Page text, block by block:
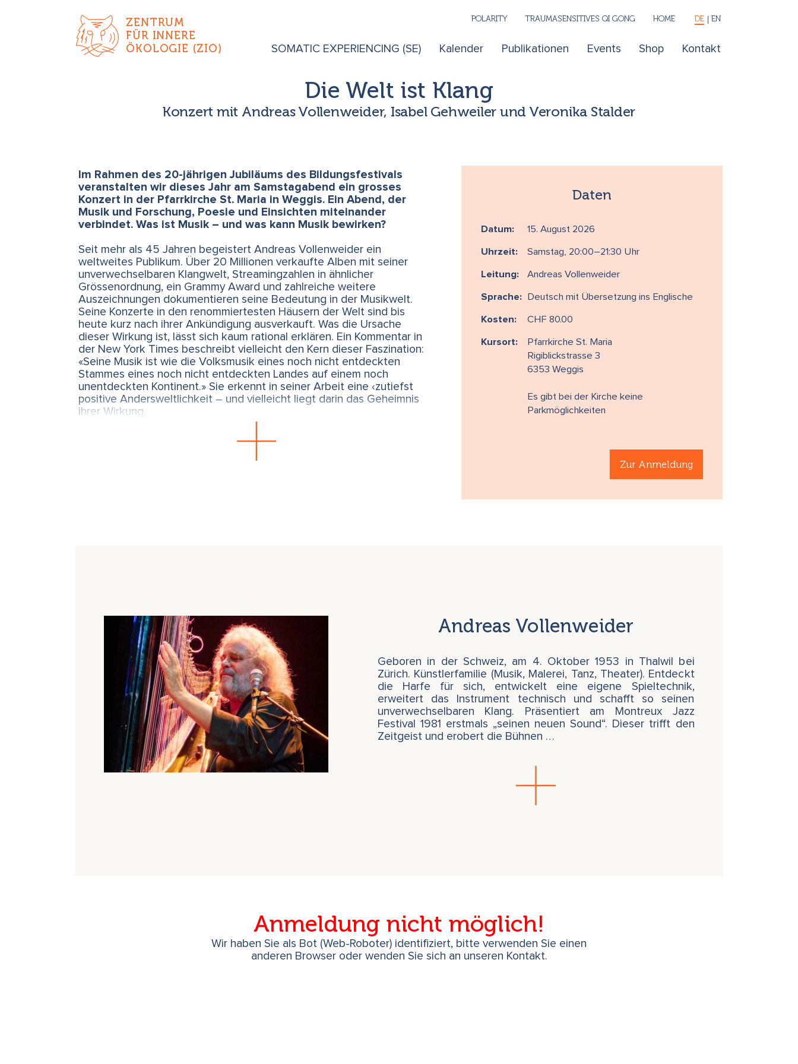
ZENTRUM
FÜR INNERE
ÖKOLOGIE (ZIO)
SOMATIC EXPERIENCING (SE) Kalender Publikationen Events Shop Kontakt
POLARITY TRAUMASENSITIVES QI GONG HOME DE EN
Die Welt ist Klang
Konzert mit Andreas Vollenweider, Isabel Gehweiler und Veronika Stalder
Daten
Datum: 15. August 2026
Uhrzeit: Samstag, 20:00–21:30 Uhr
Leitung: Andreas Vollenweider
Sprache: Deutsch mit Übersetzung ins Englische
Kosten: CHF 80.00
Kursort:
Pfarrkirche St. Maria
Rigiblickstrasse 3
6353 Weggis
Es gibt bei der Kirche keine
Parkmöglichkeiten
Zur Anmeldung
Im Rahmen des 20-jährigen Jubiläums des Bildungsfestivals
veranstalten wir dieses Jahr am Samstagabend ein grosses
Konzert in der Pfarrkirche St. Maria in Weggis. Ein Abend, der
Musik und Forschung, Poesie und Einsichten miteinander
verbindet. Was ist Musik – und was kann Musik bewirken?
Seit mehr als 45 Jahren begeistert Andreas Vollenweider ein
weltweites Publikum. Über 20 Millionen verkaufte Alben mit seiner
unverwechselbaren Klangwelt, Streamingzahlen in ähnlicher
Grössenordnung, ein Grammy Award und zahlreiche weitere
Auszeichnungen dokumentieren seine Bedeutung in der Musikwelt.
Seine Konzerte in den renommiertesten Häusern der Welt sind bis
heute kurz nach ihrer Ankündigung ausverkauft. Was die Ursache
dieser Wirkung ist, lässt sich kaum rational erklären. Ein Kommentar in
der New York Times beschreibt vielleicht den Kern dieser Faszination:
«Seine Musik ist wie die Volksmusik eines noch nicht entdeckten
Stammes eines noch nicht entdeckten Landes auf einem noch
unentdeckten Kontinent.» Sie erkennt in seiner Arbeit eine ‹zutiefst
positive Andersweltlichkeit – und vielleicht liegt darin das Geheimnis
ihrer Wirkung.
Rückmeldungen belegen, wie seine Musik Menschen auf ihrem Weg
Unsere Welt und wir – eine kosmische Symphonie
An diesem Abend erzählt Andreas Vollenweider zusammen mit
Gehweiler undVeronika Staldernicht nur mit Musik, sondern auch
mit Worten: von den wenig bekannten Hintergründen und
Erkenntnissen seiner Klangforschung, von seiner künstlerischen Arbeit
und von seinen medizinisch-wissenschaftlichen Projekten, die den
Zusammenhang von Klang, Mensch und Bewusstsein beleuchten.
Musik aus den Zwischenwelten
Der Zauber filigraner Tongewebe wechselt sich ab mit kraftvollen
Klängen – mitunter stürmisch reitend auffliegenden Rhythmen. Das
besondere Instrumentarium des Trios eröffnet ein breites Spektrum von
Andreas Vollenweider
Geboren in der Schweiz, am 4. Oktober 1953 in Thalwil bei
Zürich. Künstlerfamilie (Musik, Malerei, Tanz, Theater). Entdeckt
die Harfe für sich, entwickelt eine eigene Spieltechnik,
erweitert das Instrument technisch und schafft so seinen
unverwechselbaren Klang. Präsentiert am Montreux Jazz
Festival 1981 erstmals „seinen neuen Sound“. Dieser trifft den
Zeitgeist und erobert die Bühnen …
Anmeldung nicht möglich!
Wir haben Sie als Bot (Web-Roboter) identifiziert, bitte verwenden Sie einen
anderen Browser oder wenden Sie sich an unseren Kontakt.